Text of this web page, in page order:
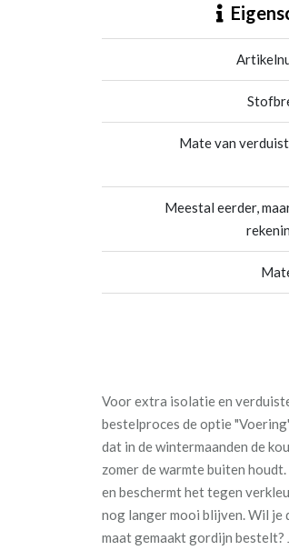
Mate van
Meestal eerder,
Voor extra isolatie en
bestelproces de optie
dat in de wintermaanden de
zomer de warmte buiten
en beschermt het tegen
nog langer mooi blijven. Wil
maat gemaakt gordijn bestelt?